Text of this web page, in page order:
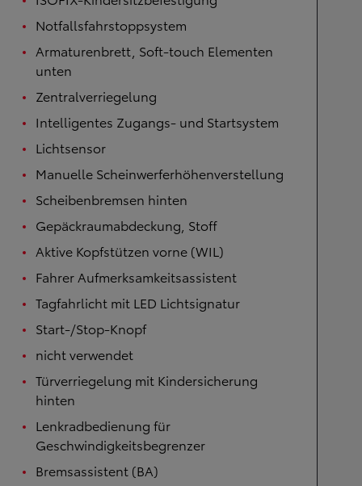
Notfallsfahrstoppsystem
Armaturenbrett, Soft-touch Elementen
unten
Zentralverriegelung
Intelligentes Zugangs- und Startsystem
Lichtsensor
Manuelle Scheinwerferhöhenverstellung
Scheibenbremsen hinten
Gepäckraumabdeckung, Stoff
Aktive Kopfstützen vorne (WIL)
Fahrer Aufmerksamkeitsassistent
Tagfahrlicht mit LED Lichtsignatur
Start-/Stop-Knopf
nicht verwendet
Türverriegelung mit Kindersicherung
hinten
Lenkradbedienung für
Geschwindigkeitsbegrenzer
Bremsassistent (BA)